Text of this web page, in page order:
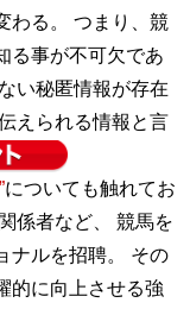
わる。 つまり、競
る事が不可欠であ
い秘匿情報が存在
えられる情報と言
についても触れてお
係者など、 競馬を
ナルを招聘。 その
的に向上させる強